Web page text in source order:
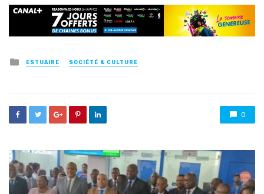
Posted
in
ESTUAIRE SOCIÉTÉ & CULTURE
0